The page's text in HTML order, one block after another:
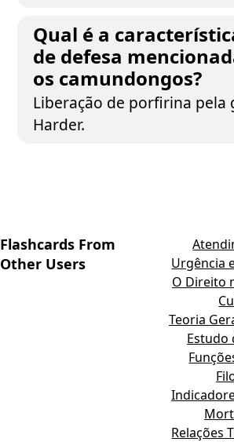
Qual é a
de defesa
os camundongos?
Liberação de porfirina pela
Harder.
Flashcards From
Other Users
Urgência
O Direito
Teoria
Estudo
Relações